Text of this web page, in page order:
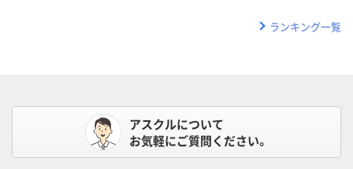
ランキング一覧
アスクルについて
お気軽にご質問ください。